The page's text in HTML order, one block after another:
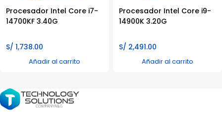
Procesador Intel Core i7-
14700KF 3.40G
S/ 1,738.00
Añadir al carrito
Procesador Intel Core i9-
14900K 3.20G
S/ 2,491.00
Añadir al carrito